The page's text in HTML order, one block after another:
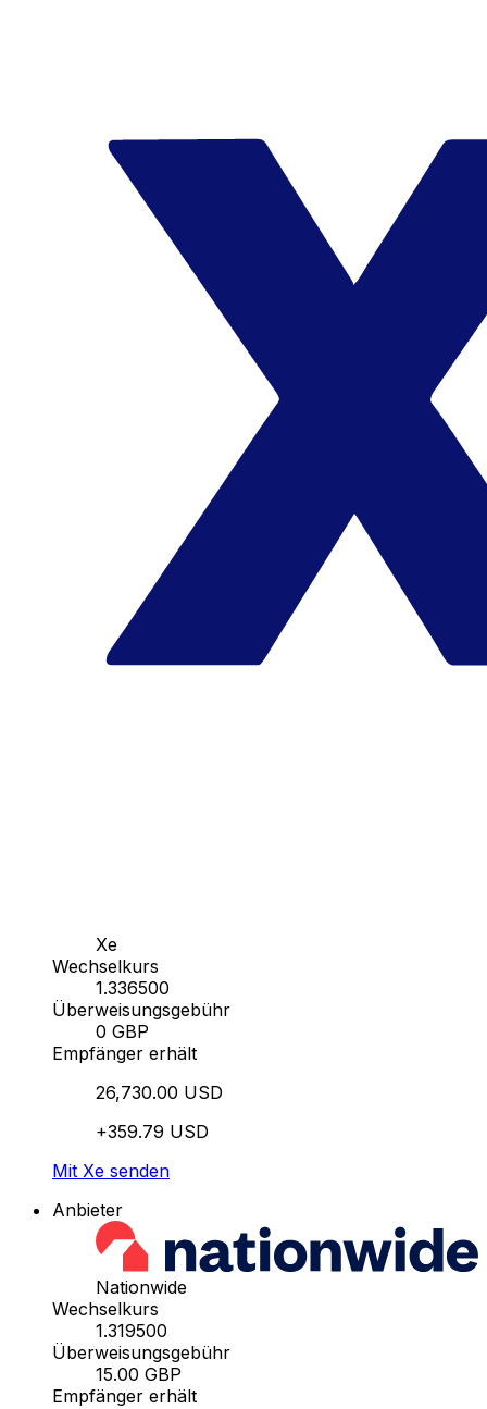
Xe
Wechselkurs
1.336500
Überweisungsgebühr
0 GBP
Empfänger erhält
26,730.00 USD
+359.79 USD
Mit Xe senden
Anbieter
Nationwide
Wechselkurs
1.319500
Überweisungsgebühr
15.00 GBP
Empfänger erhält